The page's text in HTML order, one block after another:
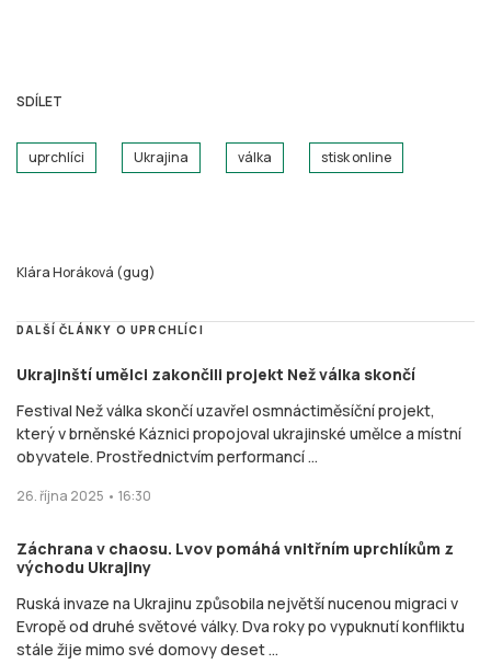
SDÍLET
uprchlíci Ukrajina válka stisk online
Klára Horáková (gug)
DALŠÍ ČLÁNKY O UPRCHLÍCI
Ukrajinští umělci zakončili projekt Než válka skončí
Festival Než válka skončí uzavřel osmnáctiměsíční projekt,
který v brněnské Káznici propojoval ukrajinské umělce a místní
obyvatele. Prostřednictvím performancí ...
26. října 2025 • 16:30
Záchrana v chaosu. Lvov pomáhá vnitřním uprchlíkům z
východu Ukrajiny
Ruská invaze na Ukrajinu způsobila největší nucenou migraci v
Evropě od druhé světové války. Dva roky po vypuknutí konfliktu
stále žije mimo své domovy deset ...